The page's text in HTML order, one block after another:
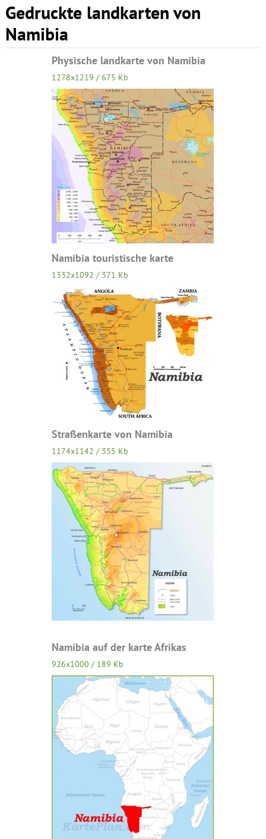
Gedruckte landkarten von
Namibia
Physische landkarte von Namibia
1278x1219 / 675 Kb
Namibia touristische karte
1332x1092 / 371 Kb
Straßenkarte von Namibia
1174x1142 / 355 Kb
Namibia auf der karte Afrikas
926x1000 / 189 Kb